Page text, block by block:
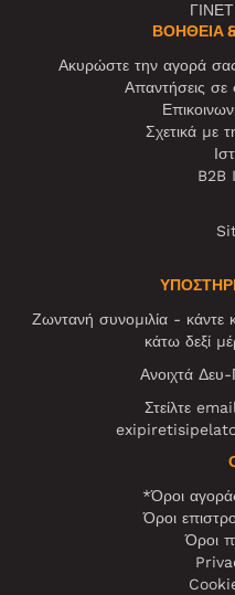
ΒΟΉΘΕΙΑ
Ακυρώστε την αγορά
Απαντήσεις σε
Σχετικά με
B2B
Ζωντανή συνομιλία - κάντε
κάτω δεξί
Ανοιχτά
Στείλτε
*Όροι
Όροι
Όροι